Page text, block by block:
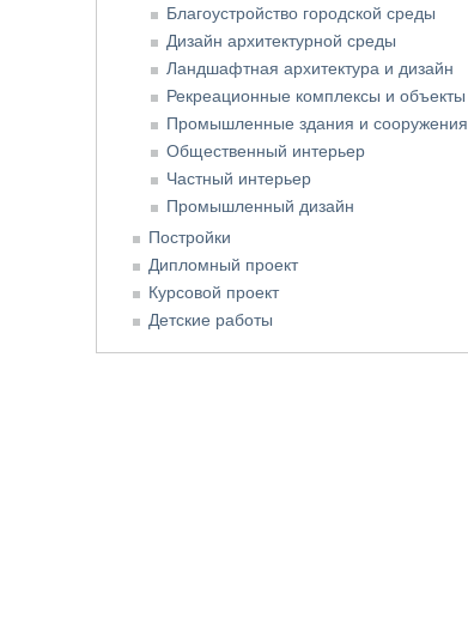
Благоустройство городской среды
Дизайн архитектурной среды
Ландшафтная архитектура и дизайн
Рекреационные комплексы и объекты
Промышленные здания и сооружения
Общественный интерьер
Частный интерьер
Промышленный дизайн
Постройки
Дипломный проект
Курсовой проект
Детские работы